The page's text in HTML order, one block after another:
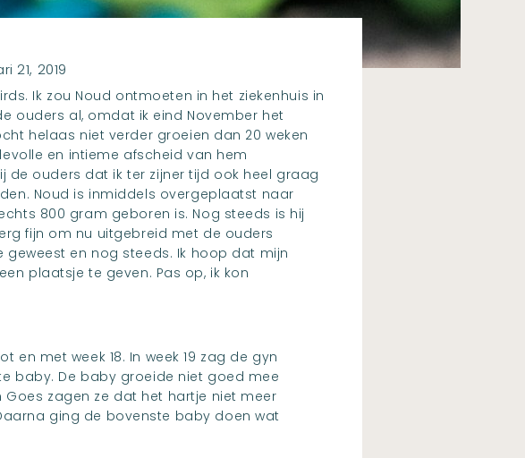
21, 2019
Ik zou Noud ontmoeten in het ziekenhuis in
ouders al, omdat ik eind November het
helaas niet verder groeien dan 20 weken
en intieme afscheid van hem
de ouders dat ik ter zijner tijd ook heel graag
Noud is inmiddels overgeplaatst naar
800 gram geboren is. Nog steeds is hij
fijn om nu uitgebreid met de ouders
en nog steeds. Ik hoop dat mijn
plaatsje te geven. Pas op, ik kon
en met week 18. In week 19 zag de gyn
baby. De baby groeide niet goed mee
zagen ze dat het hartje niet meer
ging de bovenste baby doen wat